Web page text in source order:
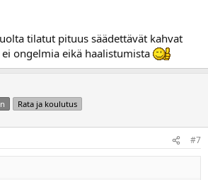
tilatut pituus säädettävät kahvat
ongelmia eikä haalistumista
Rata ja koulutus
#7